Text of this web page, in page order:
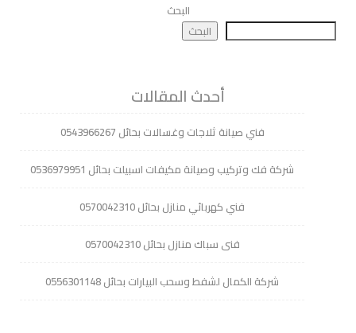
البحث
البحث
أحدث المقالات
فني صيانة ثلاجات وغسالات بحائل 0543966267
شركة فك وتركيب وصيانة مكيفات اسبيلت بحائل 0536979951
فني كهربائي منازل بحائل 0570042310
فنى سباك منازل بحائل 0570042310
شركة الكمال لشفط وسحب البيارات بحائل 0556301148